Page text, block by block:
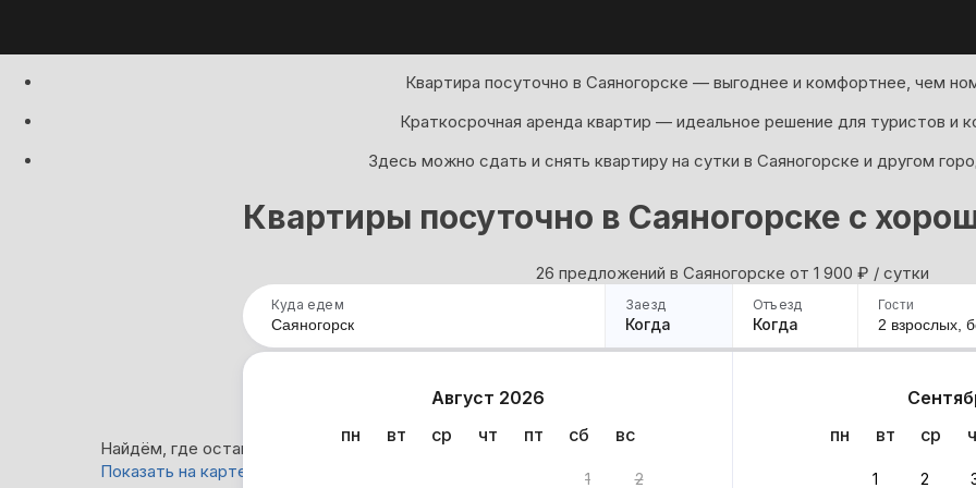
Квартира посуточно в Саяногорске — выгоднее и комфортнее, чем
Краткосрочная аренда квартир — идеальное решение для туристов и
Здесь можно сдать и снять квартиру на сутки в Саяногорске и другом
Квартиры посуточно в Саяногорске с
26 предложений в Саяногорске oт 1 900 ₽ / сутки
Куда едем Заезд
Когда
Отъезд
Когда
Август 2026
пн
вт ср чт пт сб вс
1 2
пн
вт ср
1 2
Гости
2 взрослых,
Найдём, где остановиться в Саяногорске: 26 вариантов
Показать на карте